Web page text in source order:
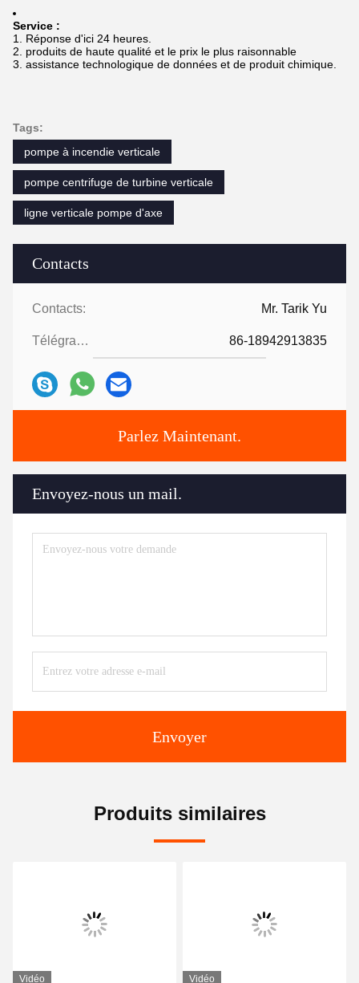
Contacts
Contacts: Mr. Tarik Yu
Télégramme: 86-18942913835
Parlez Maintenant.
Envoyez-nous un mail.
Envoyer
Service :
1. Réponse d'ici 24 heures.
2. produits de haute qualité et le prix le plus raisonnable
3. assistance technologique de données et de produit chimique.
Tags:
pompe à incendie verticale
pompe centrifuge de turbine verticale
ligne verticale pompe d'axe
Produits similaires
Vidéo Vidéo